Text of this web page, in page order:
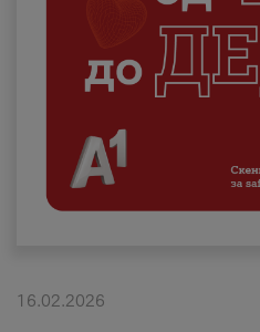
Деловни
Поддршка
Надополни кредит
Плати сметка
#ПодобарОнлајн
16.02.2026